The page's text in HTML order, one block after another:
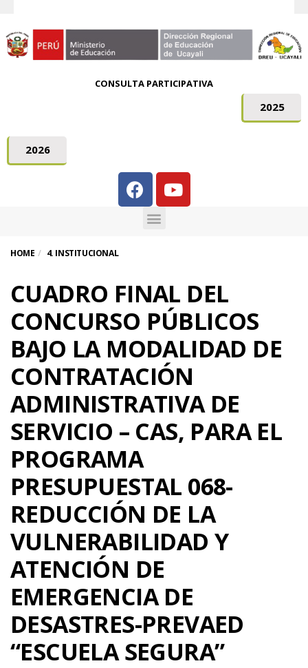
CONSULTA PARTICIPATIVA
2025
2026
HOME 4. INSTITUCIONAL
CUADRO FINAL DEL
CONCURSO PÚBLICOS
BAJO LA MODALIDAD DE
CONTRATACIÓN
ADMINISTRATIVA DE
SERVICIO – CAS, PARA EL
PROGRAMA
PRESUPUESTAL 068-
REDUCCIÓN DE LA
VULNERABILIDAD Y
ATENCIÓN DE
EMERGENCIA DE
DESASTRES-PREVAED
“ESCUELA SEGURA”